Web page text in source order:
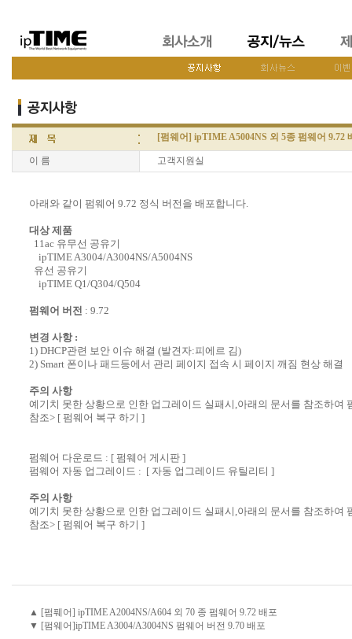
[펌웨어] ipTIME A5004NS 외 5종 펌웨어 9.72
이 름 고객지원실
아래와 같이 펌웨어 9.72 정식 버전을 배포합니다.
대상 제품
11ac 유무선 공유기
ipTIME A3004/A3004NS/A5004NS
유선 공유기
ipTIME Q1/Q304/Q504
펌웨어 버전 : 9.72
변경 사항 :
1) DHCP관련 보안 이슈 해결 (발견자:피에르 김)
2) Smart 폰이나 패드등에서 관리 페이지 접속 시 페이지 깨짐 현상 해결
주의 사항
예기치 못한 상황으로 인한 업그레이드 실패시,아래의 문서를 참조하여
참조> [ 펌웨어 복구 하기 ]
펌웨어 다운로드 : [ 펌웨어 게시판 ]
펌웨어 자동 업그레이드 : [ 자동 업그레이드 유틸리티 ]
주의 사항
예기치 못한 상황으로 인한 업그레이드 실패시,아래의 문서를 참조하여
참조> [ 펌웨어 복구 하기 ]
▲ [펌풰어] ipTIME A2004NS/A604 외 70 종 펌웨어 9.72 배포
▼ [펌웨어]ipTIME A3004/A3004NS 펌웨어 버전 9.70 배포